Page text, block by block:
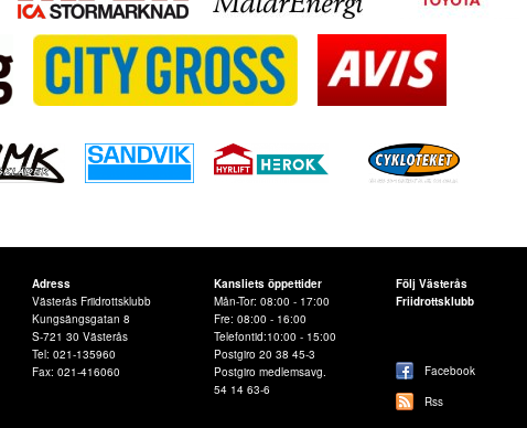
Adress
Västerås Friidrottsklubb
Kungsängsgatan 8
S-721 30 Västerås
Tel: 021-135960
Fax: 021-416060
Kansliets öppettider
Mån-Tor: 08:00 - 17:00
Fre: 08:00 - 16:00
Telefontid:10:00 - 15:00
Postgiro 20 38 45-3
Postgiro medlemsavg.
54 14 63-6
Följ Västerås
Friidrottsklubb
Facebook
Rss